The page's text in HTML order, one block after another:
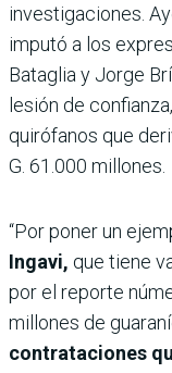
investigaciones.
imputó a los
Bataglia y Jorge
lesión de
quirófanos que
G. 61.000 millones.
“Por poner un
Ingavi, que tiene
por el reporte
millones de
contrataciones